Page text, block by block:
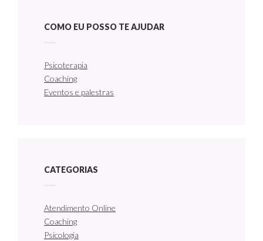
COMO EU POSSO TE AJUDAR
Psicoterapia
Coaching
Eventos e palestras
CATEGORIAS
Atendimento Online
Coaching
Psicologia